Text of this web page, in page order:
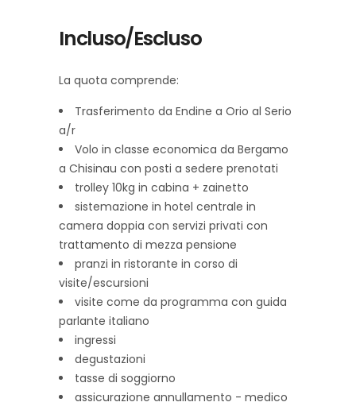
Incluso/Escluso
La quota comprende:
Trasferimento da Endine a Orio al Serio
a/r
Volo in classe economica da Bergamo
a Chisinau con posti a sedere prenotati
trolley 10kg in cabina + zainetto
sistemazione in hotel centrale in
camera doppia con servizi privati con
trattamento di mezza pensione
pranzi in ristorante in corso di
visite/escursioni
visite come da programma con guida
parlante italiano
ingressi
degustazioni
tasse di soggiorno
assicurazione annullamento - medico